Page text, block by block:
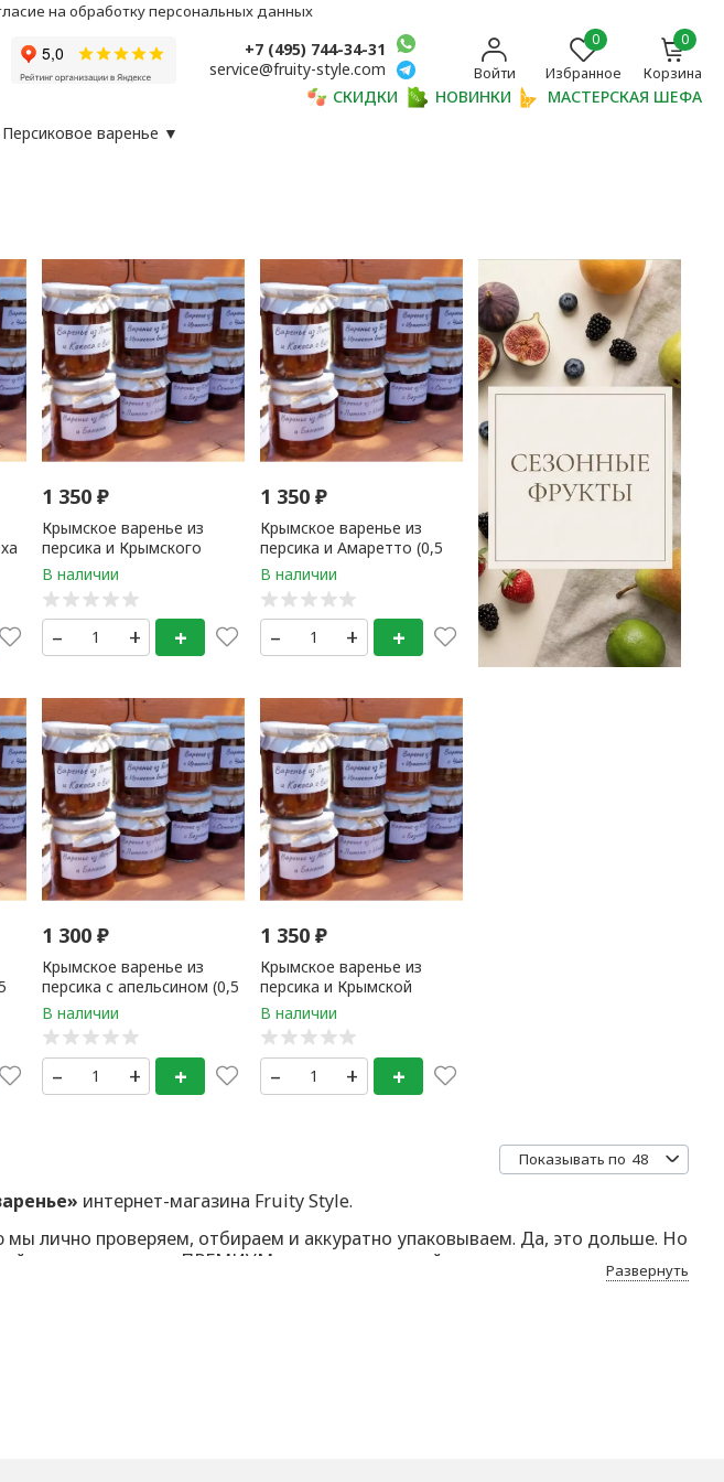
на обработку персональных данных
+7 (495) 744-34-31
service@fruity-style.com
Войти
0
Избранное
0
Корзина
СКИДКИ НОВИНКИ
МАСТЕРСКАЯ ШЕФА
Персиковое варенье ▼
1 350₽
Крымское варенье из
персика и Крымского
миндаля (0,5 литр) 1
банка
– + +
1 350 ₽
Крымское варенье из
персика и Амаретто (0,5
литр) 1 банка
– + +
1 300₽
Крымское варенье из
персика с апельсином (0,5
литр) 1 банка
– + +
1 350 ₽
Крымское варенье из
персика и Крымской
лаванды (0,5 литр) 1
банка
– + +
Показывать по 48
интернет-магазина Fruity Style.
лично проверяем, отбираем и аккуратно упаковываем. Да, это дольше. Но
сервис, качество ПРЕМИУМ и индивидуальный подход.
Развернуть